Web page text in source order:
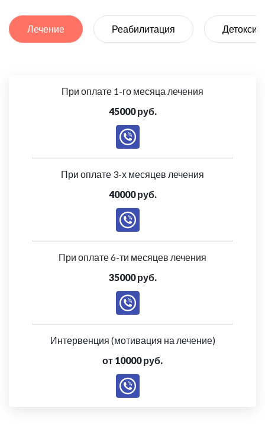
Лечение Реабилитация
При оплате 1-го месяца лечения
45000 руб.
При оплате 3-х месяцев лечения
40000 руб.
При оплате 6-ти месяцев лечения
35000 руб.
Интервенция (мотивация на лечение)
от 10000 руб.